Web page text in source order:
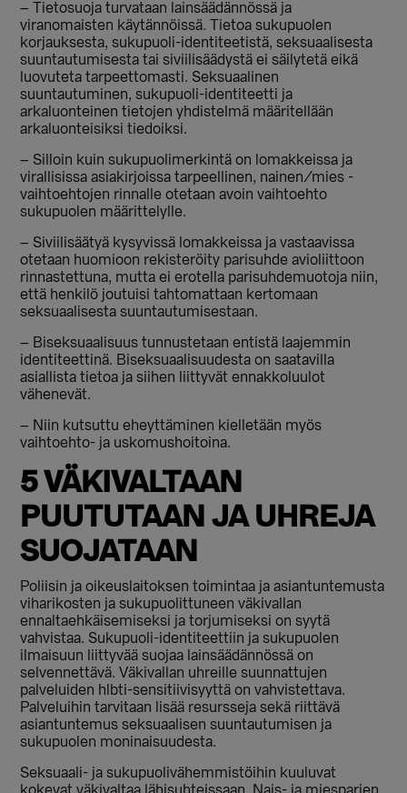
– Tietosuoja turvataan lainsäädännössä ja
viranomaisten käytännöissä. Tietoa sukupuolen
korjauksesta, sukupuoli-identiteetistä, seksuaalisesta
suuntautumisesta tai siviilisäädystä ei säilytetä eikä
luovuteta tarpeettomasti. Seksuaalinen
suuntautuminen, sukupuoli-identiteetti ja
arkaluonteinen tietojen yhdistelmä määritellään
arkaluonteisiksi tiedoiksi.
– Silloin kuin sukupuolimerkintä on lomakkeissa ja
virallisissa asiakirjoissa tarpeellinen, nainen/mies -
vaihtoehtojen rinnalle otetaan avoin vaihtoehto
sukupuolen määrittelylle.
– Siviilisäätyä kysyvissä lomakkeissa ja vastaavissa
otetaan huomioon rekisteröity parisuhde avioliittoon
rinnastettuna, mutta ei erotella parisuhdemuotoja niin,
että henkilö joutuisi tahtomattaan kertomaan
seksuaalisesta suuntautumisestaan.
– Biseksuaalisuus tunnustetaan entistä laajemmin
identiteettinä. Biseksuaalisuudesta on saatavilla
asiallista tietoa ja siihen liittyvät ennakkoluulot
vähenevät.
– Niin kutsuttu eheyttäminen kielletään myös
vaihtoehto- ja uskomushoitoina.
5 VÄKIVALTAAN
PUUTUTAAN JA UHREJA
SUOJATAAN
Poliisin ja oikeuslaitoksen toimintaa ja asiantuntemusta
viharikosten ja sukupuolittuneen väkivallan
ennaltaehkäisemiseksi ja torjumiseksi on syytä
vahvistaa. Sukupuoli-identiteettiin ja sukupuolen
ilmaisuun liittyvää suojaa lainsäädännössä on
selvennettävä. Väkivallan uhreille suunnattujen
palveluiden hlbti-sensitiivisyyttä on vahvistettava.
Palveluihin tarvitaan lisää resursseja sekä riittävä
asiantuntemus seksuaalisen suuntautumisen ja
sukupuolen moninaisuudesta.
Seksuaali- ja sukupuolivähemmistöihin kuuluvat